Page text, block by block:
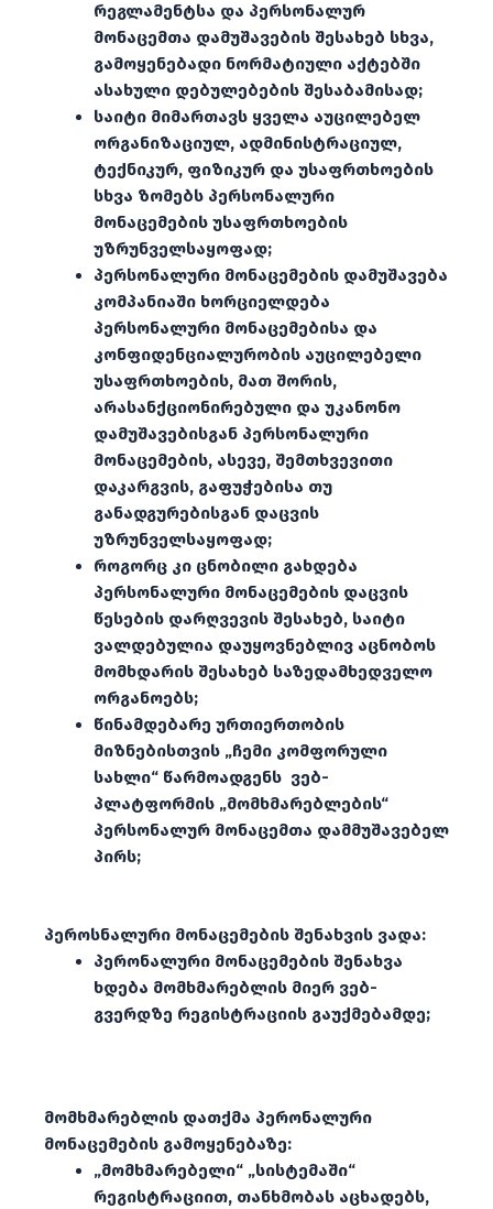
რეგლამენტსა და პერსონალურ
მონაცემთა დამუშავების შესახებ სხვა,
გამოყენებადი ნორმატიული აქტებში
ასახული დებულებების შესაბამისად;
საიტი მიმართავს ყველა აუცილებელ
ორგანიზაციულ, ადმინისტრაციულ,
ტექნიკურ, ფიზიკურ და უსაფრთხოების
სხვა ზომებს პერსონალური
მონაცემების უსაფრთხოების
უზრუნველსაყოფად;
პერსონალური მონაცემების დამუშავება
კომპანიაში ხორციელდება
პერსონალური მონაცემებისა და
კონფიდენციალურობის აუცილებელი
უსაფრთხოების, მათ შორის,
არასანქციონირებული და უკანონო
დამუშავებისგან პერსონალური
მონაცემების, ასევე, შემთხვევითი
დაკარგვის, გაფუჭებისა თუ
განადგურებისგან დაცვის
უზრუნველსაყოფად;
როგორც კი ცნობილი გახდება
პერსონალური მონაცემების დაცვის
წესების დარღვევის შესახებ, საიტი
ვალდებულია დაუყოვნებლივ აცნობოს
მომხდარის შესახებ საზედამხედველო
ორგანოებს;
წინამდებარე ურთიერთობის
მიზნებისთვის „ჩემი კომფორული
სახლი“ წარმოადგენს ვებ-
პლატფორმის „მომხმარებლების“
პერსონალურ მონაცემთა დამმუშავებელ
პირს;
პეროსნალური მონაცემების შენახვის ვადა:
პერონალური მონაცემების შენახვა
ხდება მომხმარებლის მიერ ვებ-
გვერდზე რეგისტრაციის გაუქმებამდე;
მომხმარებლის დათქმა პერონალური
მონაცემების გამოყენებაზე:
„მომხმარებელი“ „სისტემაში“
რეგისტრაციით, თანხმობას აცხადებს,